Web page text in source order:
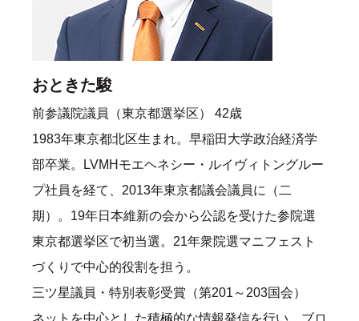
おときた駿
前参議院議員（東京都選挙区） 42歳
1983年東京都北区生まれ。早稲田大学政治経済学
部卒業。LVMHモエヘネシー・ルイヴィトングルー
プ社員を経て、2013年東京都議会議員に（二
期）。19年日本維新の会から公認を受けた参院選
東京都選挙区で初当選。21年衆院選マニフェスト
づくりで中心的役割を担う。
三ツ星議員・特別表彰受賞（第201～203国会）
ネットを中心とした積極的な情報発信を行い、ブロ